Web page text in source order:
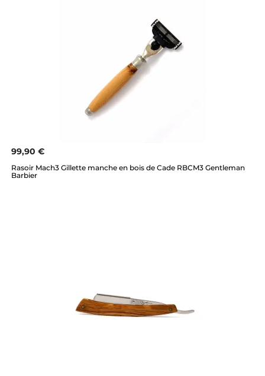
99,90 €
Rasoir Mach3 Gillette manche en bois de Cade RBCM3 Gentleman
Barbier